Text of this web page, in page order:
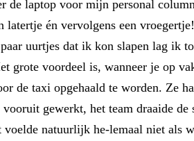
de laptop voor mijn personal
én vervolgens een
uurtjes dat ik kon slapen lag ik
grote voordeel is, wanneer je op
de taxi opgehaald te worden. Ze
gewerkt, het team draaide
natuurlijk he-lemaal niet als